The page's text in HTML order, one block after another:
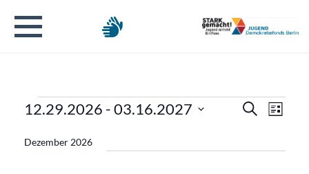
Veranstaltungen Suche
Liste
12.29.2026 - 03.16.2027
wählen.
Dezember 2026